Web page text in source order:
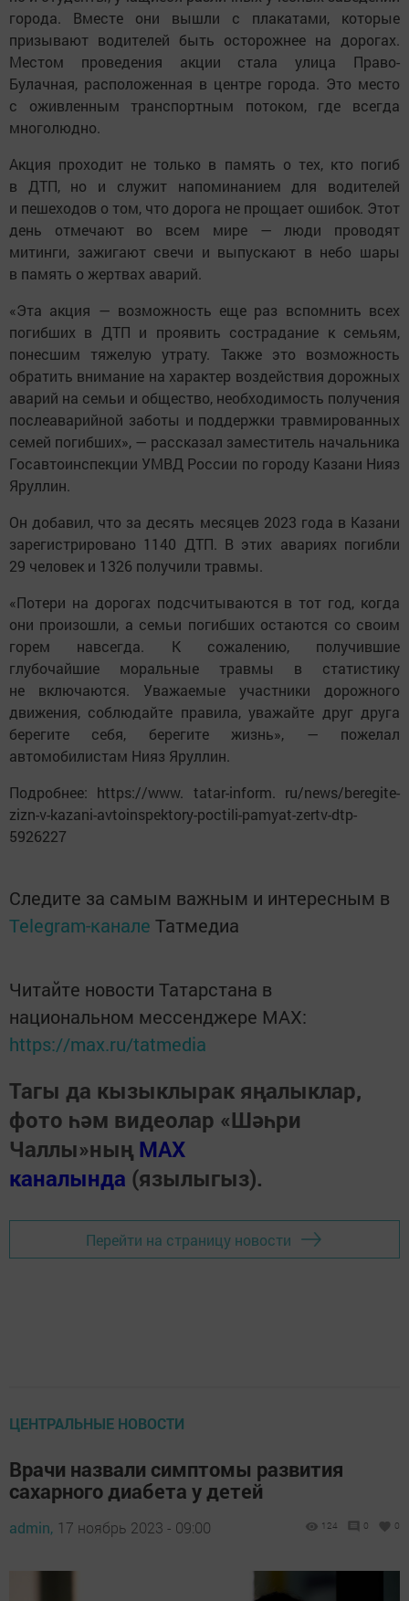
города. Вместе они вышли с плакатами, которые
призывают водителей быть осторожнее на дорогах.
Местом проведения акции стала улица Право-
Булачная, расположенная в центре города. Это место
с оживленным транспортным потоком, где всегда
многолюдно.
Акция проходит не только в память о тех, кто погиб
в ДТП, но и служит напоминанием для водителей
и пешеходов о том, что дорога не прощает ошибок. Этот
день отмечают во всем мире — люди проводят
митинги, зажигают свечи и выпускают в небо шары
в память о жертвах аварий.
«Эта акция — возможность еще раз вспомнить всех
погибших в ДТП и проявить сострадание к семьям,
понесшим тяжелую утрату. Также это возможность
обратить внимание на характер воздействия дорожных
аварий на семьи и общество, необходимость получения
послеаварийной заботы и поддержки травмированных
семей погибших», — рассказал заместитель начальника
Госавтоинспекции УМВД России по городу Казани Нияз
Яруллин.
Он добавил, что за десять месяцев 2023 года в Казани
зарегистрировано 1140 ДТП. В этих авариях погибли
29 человек и 1326 получили травмы.
«Потери на дорогах подсчитываются в тот год, когда
они произошли, а семьи погибших остаются со своим
горем навсегда. К сожалению, получившие
глубочайшие моральные травмы в статистику
не включаются. Уважаемые участники дорожного
движения, соблюдайте правила, уважайте друг друга
берегите себя, берегите жизнь», — пожелал
автомобилистам Нияз Яруллин.
Подробнее: https://www. tatar-inform. ru/news/beregite-
zizn-v-kazani-avtoinspektory-poctili-pamyat-zertv-dtp-
5926227
Следите за самым важным и интересным в
Telegram-канале Татмедиа
Читайте новости Татарстана в
национальном мессенджере MАХ:
https://max.ru/tatmedia
Тагы да кызыклырак яңалыклар,
фото һәм видеолар «Шәһри
Чаллы»ның MAX
каналында (язылыгыз).
Перейти на страницу новости
ЦЕНТРАЛЬНЫЕ НОВОСТИ
Врачи назвали симптомы развития
сахарного диабета у детей
admin, 17 ноябрь 2023 - 09:00 124 0 0